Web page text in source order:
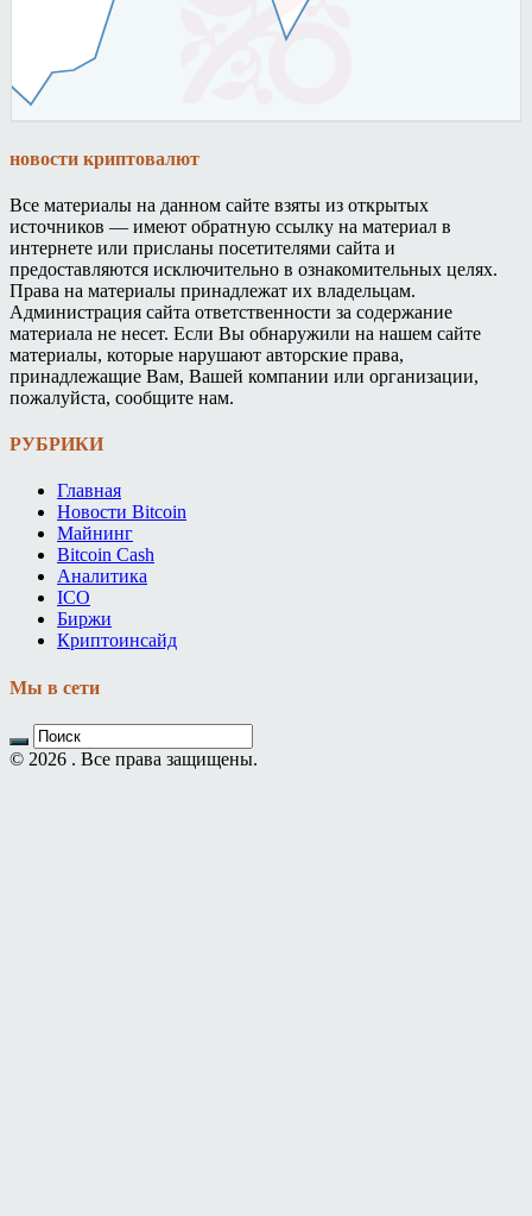
новости криптовалют
Все материалы на данном сайте взяты из открытых
источников — имеют обратную ссылку на материал в
интернете или присланы посетителями сайта и
предоставляются исключительно в ознакомительных целях.
Права на материалы принадлежат их владельцам.
Администрация сайта ответственности за содержание
материала не несет. Если Вы обнаружили на нашем сайте
материалы, которые нарушают авторские права,
принадлежащие Вам, Вашей компании или организации,
пожалуйста, сообщите нам.
РУБРИКИ
Главная
Новости Bitcoin
Майнинг
Bitcoin Cash
Аналитика
ICO
Биржи
Криптоинсайд
Мы в сети
© 2026 . Все права защищены.